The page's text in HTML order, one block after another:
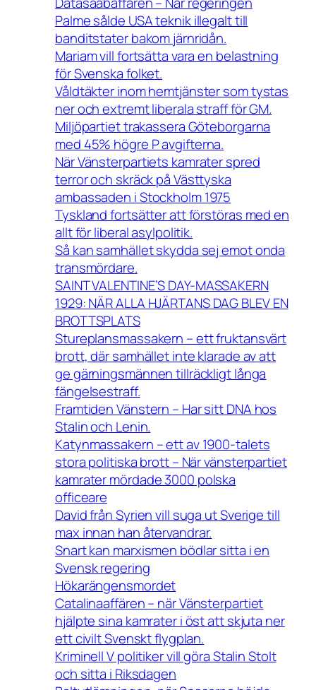
Palme sålde USA teknik illegalt till
banditstater bakom järnridån.
Mariam vill fortsätta vara en belastning
för Svenska folket.
Våldtäkter inom hemtjänster som tystas
ner och extremt liberala straff för GM.
Miljöpartiet trakassera Göteborgarna
med 45% högre P avgifterna.
När Vänsterpartiets kamrater spred
terror och skräck på Västtyska
ambassaden i Stockholm 1975
Tyskland fortsätter att förstöras med en
allt för liberal asylpolitik.
Så kan samhället skydda sej emot onda
transmördare.
SAINT VALENTINE’S DAY-MASSAKERN
1929: NÄR ALLA HJÄRTANS DAG BLEV EN
BROTTSPLATS
Stureplansmassakern – ett fruktansvärt
brott, där samhället inte klarade av att
ge gärningsmännen tillräckligt långa
fängelsestraff.
Framtiden Vänstern – Har sitt DNA hos
Stalin och Lenin.
Katynmassakern – ett av 1900-talets
stora politiska brott – När vänsterpartiet
kamrater mördade 3000 polska
officeare
David från Syrien vill suga ut Sverige till
max innan han återvandrar.
Snart kan marxismen bödlar sitta i en
Svensk regering
Hökarängensmordet
Catalinaaffären – när Vänsterpartiet
hjälpte sina kamrater i öst att skjuta ner
ett civilt Svenskt flygplan.
Kriminell V politiker vill göra Stalin Stolt
och sitta i Riksdagen